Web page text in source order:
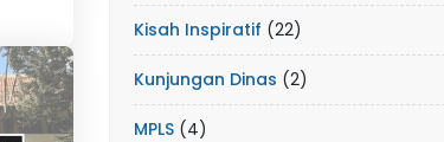
Kisah Inspiratif (22)
Kunjungan Dinas (2)
MPLS (4)